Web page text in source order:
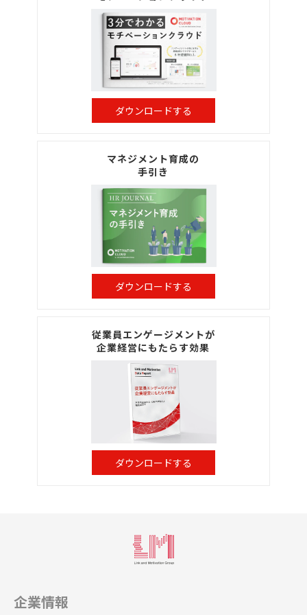
ダウンロードする
マネジメント育成の
手引き
ダウンロードする
従業員エンゲージメントが
企業経営にもたらす効果
ダウンロードする
企業情報